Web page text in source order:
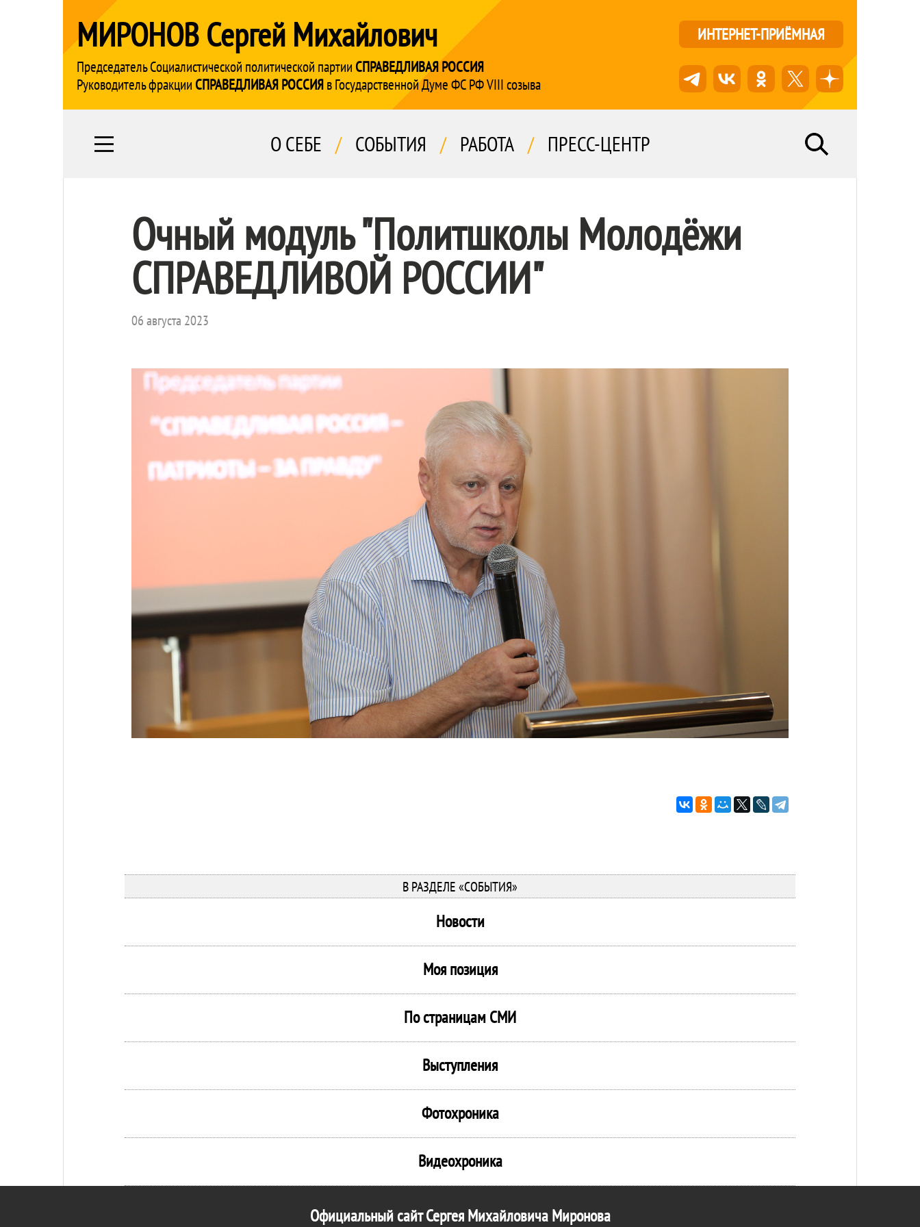
МИРОНОВ Сергей Михайлович
Председатель Социалистической политической партии СПРАВЕДЛИВАЯ РОССИЯ
Руководитель фракции СПРАВЕДЛИВАЯ РОССИЯв Государственной Думе ФС РФ VIII созыва
ИНТЕРНЕТ-ПРИЁМНАЯ
О СЕБЕ / СОБЫТИЯ / РАБОТА / ПРЕСС-ЦЕНТР
Очный модуль "Политшколы Молодёжи
СПРАВЕДЛИВОЙ РОССИИ"
06 августа 2023
В РАЗДЕЛЕ «СОБЫТИЯ»
Новости
Моя позиция
По страницам СМИ
Выступления
Фотохроника
Видеохроника
Официальный сайт Сергея Михайловича Миронова